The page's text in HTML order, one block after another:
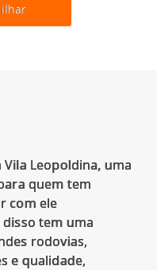
Leopoldina, uma
quem tem
com ele
tem uma
rodovias,
e qualidade,